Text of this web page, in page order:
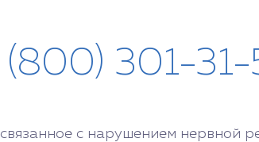
(800) 301-31-
с нарушением нервной